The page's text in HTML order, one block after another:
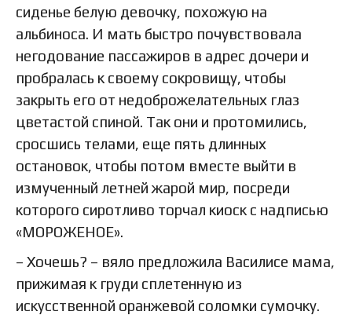
сиденье белую девочку, похожую на
альбиноса. И мать быстро почувствовала
негодование пассажиров в адрес дочери и
пробралась к своему сокровищу, чтобы
закрыть его от недоброжелательных глаз
цветастой спиной. Так они и протомились,
сросшись телами, еще пять длинных
остановок, чтобы потом вместе выйти в
измученный летней жарой мир, посреди
которого сиротливо торчал киоск с надписью
«МОРОЖЕНОЕ».
– Хочешь? – вяло предложила Василисе мама,
прижимая к груди сплетенную из
искусственной оранжевой соломки сумочку.